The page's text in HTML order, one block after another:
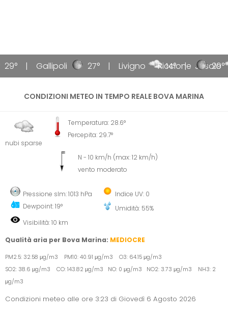
29° Gallipoli 27° Livigno 14° Jesolo
Riccione 29°
CONDIZIONI METEO IN TEMPO REALE BOVA MARINA
nubi sparse
Temperatura: 28.6°
Percepita: 29.7°
N - 10 km/h (max: 12 km/h)
vento moderato
Pressione slm: 1013 hPa
Dewpoint: 19°
Indice UV: 0
Umidità: 55%
Visibilità: 10 km
Qualità aria per Bova Marina: MEDIOCRE
PM2.5: 32.58 μg/m3 PM10: 40.91 μg/m3 O3: 64.15 μg/m3
SO2: 38.6 μg/m3 CO: 143.82 μg/m3 NO: 0 μg/m3 NO2: 3.73 μg/m3 NH3: 2
μg/m3
Condizioni meteo alle ore 3:23 di Giovedì 6 Agosto 2026